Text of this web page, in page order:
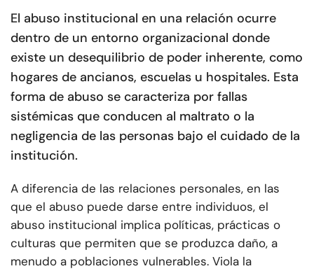
El abuso institucional en una relación ocurre
dentro de un entorno organizacional donde
existe un desequilibrio de poder inherente, como
hogares de ancianos, escuelas u hospitales. Esta
forma de abuso se caracteriza por fallas
sistémicas que conducen al maltrato o la
negligencia de las personas bajo el cuidado de la
institución.
A diferencia de las relaciones personales, en las
que el abuso puede darse entre individuos, el
abuso institucional implica políticas, prácticas o
culturas que permiten que se produzca daño, a
menudo a poblaciones vulnerables. Viola la